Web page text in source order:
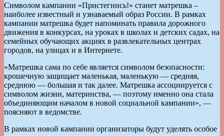
Символом кампании «Пристегнись!» станет матрешка –
наиболее известный и узнаваемый образ России. В рамках
кампании матрешка будет напоминать правила дорожного
движения в конкурсах, на уроках в школах и детских садах, на
семейных обучающих акциях в развлекательных центрах
городов, на улицах и в Интернете.
«Матрешка сама по себе является символом безопасности:
крошечную защищает маленькая, маленькую — средняя,
среднюю — большая и так далее. Матрешка ассоциируется с
символом жизни, материнства, — поэтому именно она стала
объединяющим началом в новой социальной кампании», —
поясняют в ведомстве.
В рамках новой кампании организаторы будут уделять особое